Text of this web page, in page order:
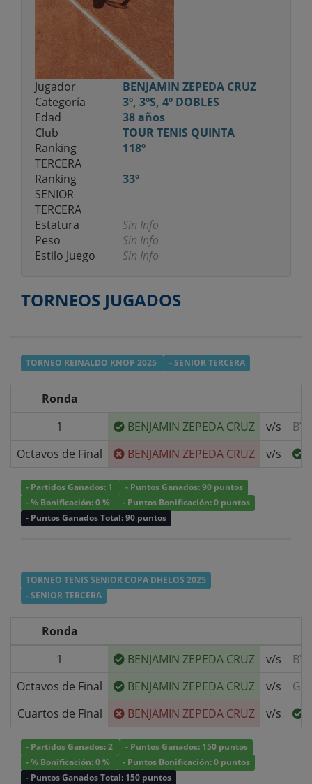
Jugador
BENJAMIN ZEPEDA CRUZ
Categoría
3º, 3ºS, 4º DOBLES
Edad
38 años
Club
TOUR TENIS QUINTA
Ranking
TERCERA
118º
Ranking
SENIOR
TERCERA
33º
Estatura
Sin Info
Peso
Sin Info
Estilo Juego
Sin Info
TORNEOS JUGADOS
TORNEO REINALDO KNOP 2025 - SENIOR TERCERA
Ronda
1
BENJAMIN ZEPEDA CRUZ v/s
BYE
Octavos de Final
BENJAMIN ZEPEDA CRUZ v/s
- Partidos Ganados: 1
- Puntos Ganados: 90 puntos
- % Bonificación: 0 %
- Puntos Bonificación: 0 puntos
- Puntos Ganados Total: 90 puntos
TORNEO TENIS SENIOR COPA DHELOS 2025
- SENIOR TERCERA
Ronda
1
BENJAMIN ZEPEDA CRUZ v/s
BYE
Octavos de Final
BENJAMIN ZEPEDA CRUZ v/s
Cuartos de Final
BENJAMIN ZEPEDA CRUZ v/s
- Partidos Ganados: 2
- Puntos Ganados: 150 puntos
- % Bonificación: 0 %
- Puntos Bonificación: 0 puntos
- Puntos Ganados Total: 150 puntos